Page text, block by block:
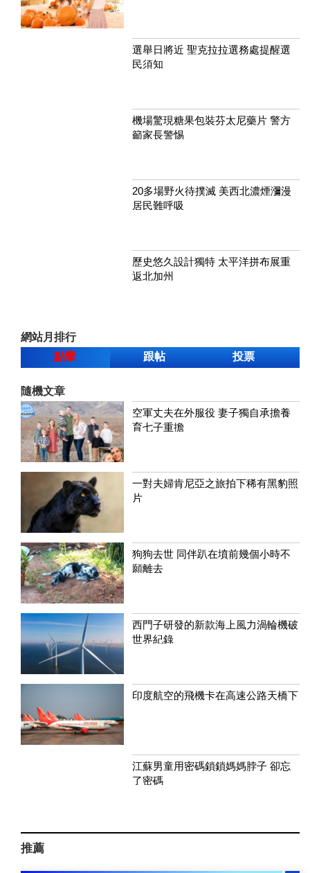
選舉日將近 聖克拉拉選務處提醒選
民須知
機場驚現糖果包裝芬太尼藥片 警方
籲家長警惕
20多場野火待撲滅 美西北濃煙瀰漫
居民難呼吸
歷史悠久設計獨特 太平洋拼布展重
返北加州
網站月排行
點擊
跟帖 投票
隨機文章
空軍丈夫在外服役 妻子獨自承擔養
育七子重擔
一對夫婦肯尼亞之旅拍下稀有黑豹照
片
狗狗去世 同伴趴在墳前幾個小時不
願離去
西門子研發的新款海上風力渦輪機破
世界紀錄
印度航空的飛機卡在高速公路天橋下
江蘇男童用密碼鎖鎖媽媽脖子 卻忘
了密碼
推薦